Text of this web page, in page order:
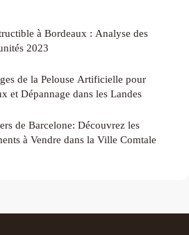
à Bordeaux : Analyse des
2023
de la Pelouse Artificielle pour
et Dépannage dans les Landes
de Barcelone: Découvrez les
à Vendre dans la Ville Comtale